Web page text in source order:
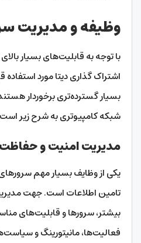
وظیفه و مدیریت
با توجه به قابلیت‌های بسیار
اشتراک گذاری دیتا مورد استفاده
بسیار گسترده‌تری برخوردار
شبکه کامپیوتری به شرح زیر
مدیریت امنیت و حفاظت
یکی از وظایف بسیار مهم سرورهای
تامین اطلاعات است. جهت
بیشتر، سرورها و قابلیت‌های
فعالیت‌ها، مانیتورینگ و